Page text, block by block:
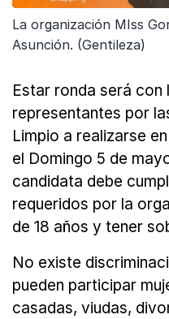
La organización MIss
Asunción. (Gentileza)
Estar ronda será con
representantes por
Limpio a realizarse
el Domingo 5 de
candidata debe
requeridos por la
de 18 años y tener
No existe
pueden participar
casadas, viudas,